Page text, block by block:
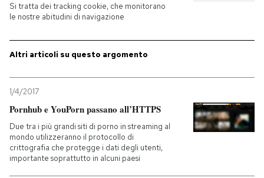
Si tratta dei tracking cookie, che monitorano
le nostre abitudini di navigazione
Altri articoli su questo argomento
1/4/2017
Pornhub e YouPorn passano all’HTTPS
Due tra i più grandi siti di porno in streaming al
mondo utilizzeranno il protocollo di
crittografia che protegge i dati degli utenti,
importante soprattutto in alcuni paesi